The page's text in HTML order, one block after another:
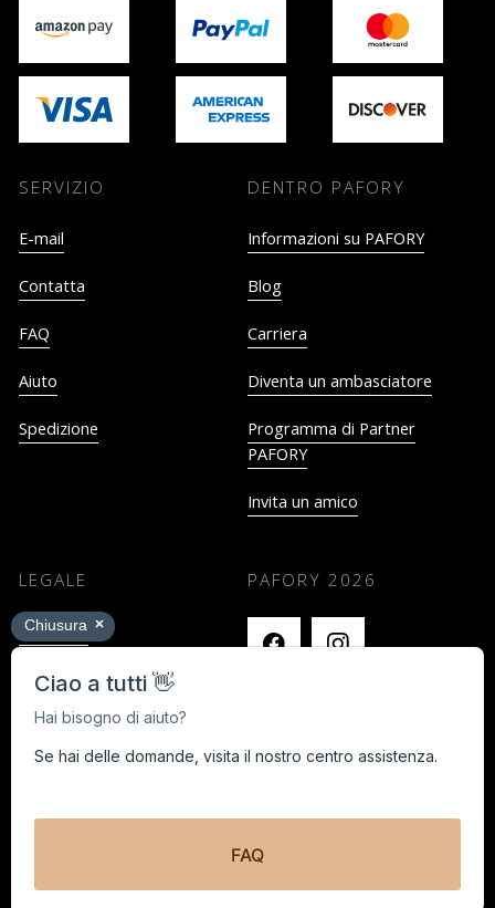
SERVIZIO
E-mail
Contatta
FAQ
Aiuto
Spedizione
DENTRO PAFORY
Informazioni su PAFORY
Blog
Carriera
Diventa un ambasciatore
Programma di Partner
PAFORY
Invita un amico
LEGALE
Impronta
Termini e Condizioni
Privacy
Black Week Concorso a premi
PAFORY 2026